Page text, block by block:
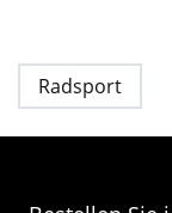
Radsport